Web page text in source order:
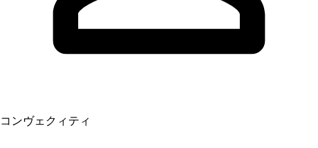
コンヴェクィティ